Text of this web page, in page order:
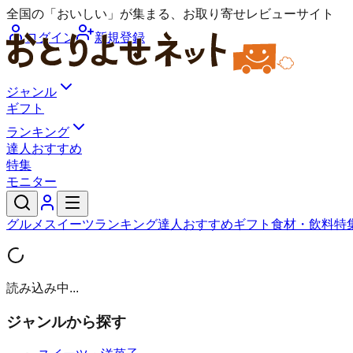
全国の「おいしい」が集まる、お取り寄せレビューサイト
ログイン
新規登録
ジャンル
ギフト
ランキング
達人おすすめ
特集
モニター
グルメ スイーツランキング達人おすすめギフト 食材・飲料特
読み込み中...
ジャンルから探す